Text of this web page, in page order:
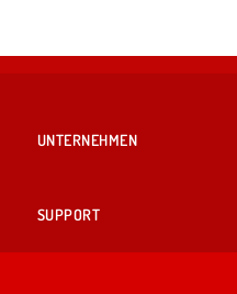
UNTERNEHMEN
SUPPORT